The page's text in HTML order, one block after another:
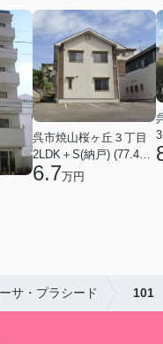
呉市焼山桜ヶ丘３丁目
2LDK＋S(納戸) (77.40㎡)
6.7万円
サ・プラシード 101